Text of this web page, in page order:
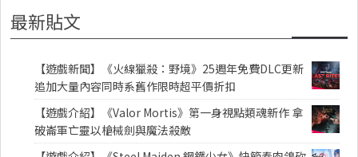
最新貼文
【遊戲新聞】《火線獵殺：野境》25週年免費DLC更新
追加大量內容同時系舊作限時超平價折扣
【遊戲介紹】《Valor Mortis》第一身視點類魂新作 拿
破崙軍亡靈以槍械劍與魔法殺敵